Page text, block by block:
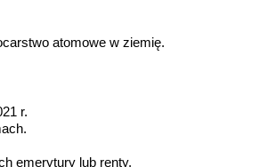
atomowe w ziemię.
r.
emerytury lub renty.